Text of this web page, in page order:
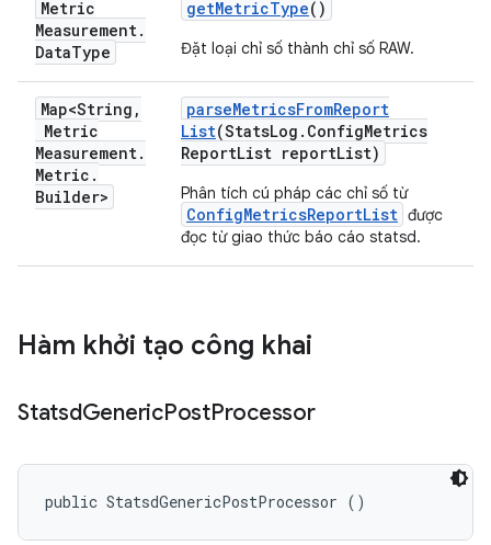
Metric
Measurement.
DataType
getMetricType()
Đặt loại chỉ số thành chỉ số RAW.
Map<String ,
Metric
Measurement.
Metric .
Builder>
parseMetricsFromReport
List(StatsLog . ConfigMetrics
ReportList reportList)
Phân tích cú pháp các chỉ số từ
ConfigMetricsReportList được
đọc từ giao thức báo cáo statsd.
Hàm khởi tạo công khai
StatsdGenericPostProcessor
public StatsdGenericPostProcessor ()